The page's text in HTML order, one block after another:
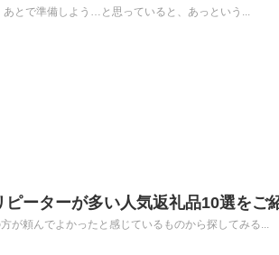
とで準備しよう…と思っていると、あっという...
ーターが多い人気返礼品10選をご
が頼んでよかったと感じているものから探してみる...